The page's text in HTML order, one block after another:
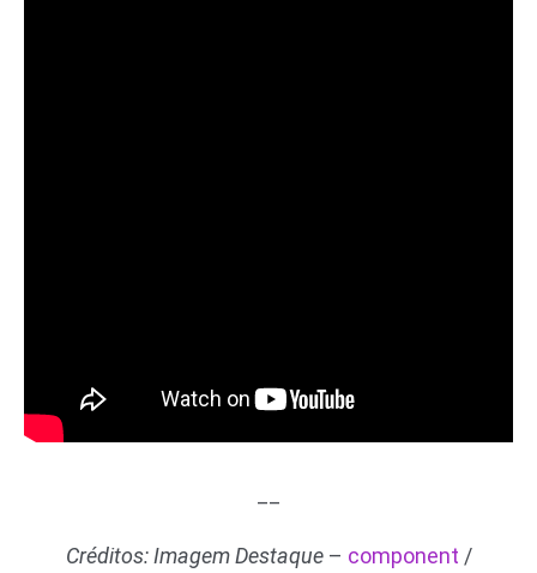
Créditos: Imagem Destaque – component /